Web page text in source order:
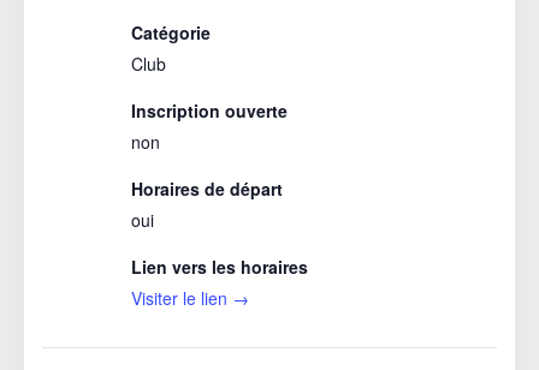
Catégorie
Club
Inscription ouverte
non
Horaires de départ
oui
Lien vers les horaires
Visiter le lien →